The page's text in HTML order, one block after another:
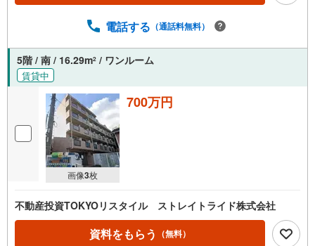
電話する （通話料無料）
5階 / 南 / 16.29m2 / ワンルーム
賃貸中
画像3枚
700万円
不動産投資TOKYOリスタイル ストレイトライド株式会社
資料をもらう （無料）